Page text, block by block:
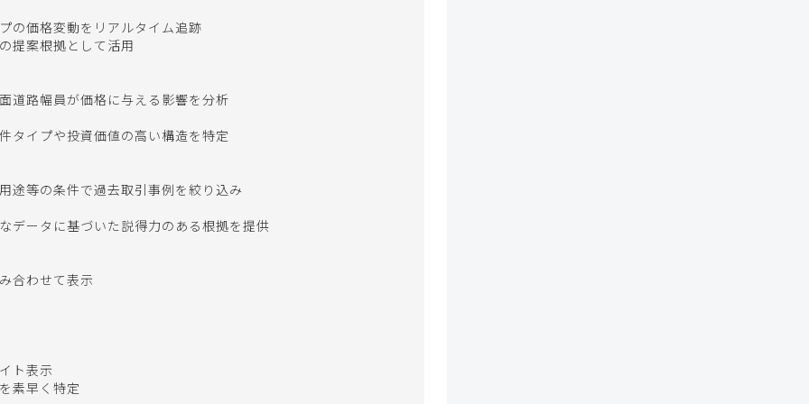
の価格変動をリアルタイム追跡
提案根拠として活用
道路幅員が価格に与える影響を分析
タイプや投資価値の高い構造を特定
途等の条件で過去取引事例を絞り込み
データに基づいた説得力のある根拠を提供
合わせて表示
ト表示
素早く特定